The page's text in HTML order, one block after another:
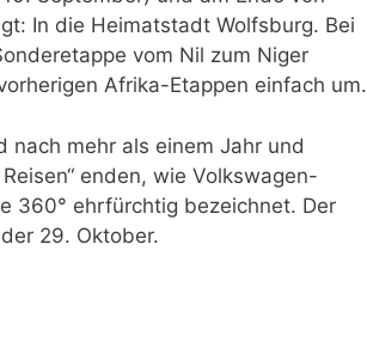
In die Heimatstadt Wolfsburg. Bei
vom Nil zum Niger
Afrika-Etappen einfach um.
nach mehr als einem Jahr und
enden, wie Volkswagen-
360° ehrfürchtig bezeichnet. Der
29. Oktober.